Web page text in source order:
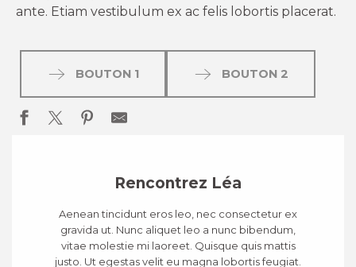
ante. Etiam vestibulum ex ac felis lobortis placerat.
BOUTON 1 BOUTON 2
Rencontrez Léa
Aenean tincidunt eros leo, nec consectetur ex
gravida ut. Nunc aliquet leo a nunc bibendum,
vitae molestie mi laoreet. Quisque quis mattis
justo. Ut egestas velit eu magna lobortis feugiat.